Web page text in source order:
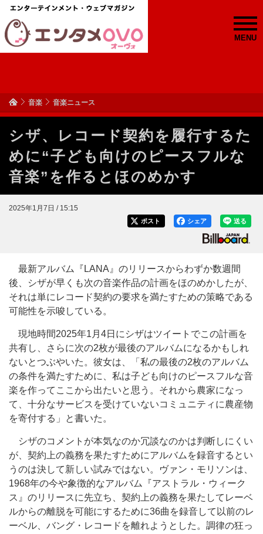
MENU
音楽 音楽ニュース
シザ、レコード契約を履行するた
めに“子ども向けのピースフルな
音楽”を作るとほのめかす
2025年1月7日 / 15:15
送る
シェア
ポスト
最新アルバム『LANA』のリリースからわずか数週間
後、シザが早くも次の音楽作品の計画をほのめかしたが、
それは単にレコード契約の要求を満たすための策略である
可能性を示唆している。
現地時間2025年1月4日にシザはツイートでこの計画を
共有し、さらに次の2枚が最後のアルバムになるかもしれ
ないとつぶやいた。彼女は、「私の最後の2枚のアルバム
の条件を満たすために、私は子ども向けのピースフルな音
楽を作ってここから出たいと思う。それから農家になっ
て、十分なサービスを受けていないコミュニティに農産物
を寄付する」と書いた。
シザのコメントが本気なのか冗談なのかは判断しにくい
が、契約上の義務を果たすためにアルバムを録音するとい
うのは決して新しい試みではない。ヴァン・モリソンは、
1968年の今や象徴的なアルバム『アストラル・ウィーク
ス』のリリースに先立ち、契約上の義務を果たしてレーベ
ルからの離脱を可能にするために36曲を録音して以前のレ
ーベル、バング・レコードを離れようとした。調律の狂っ